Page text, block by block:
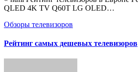
QLED 4K TV Q60T LG OLED…
Обзоры телевизоров
Рейтинг самых дешевых телевизоров